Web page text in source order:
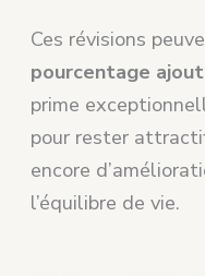
Ces révisions
pourcentage
prime
pour rester
encore
l’équilibre de vie.